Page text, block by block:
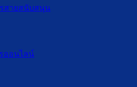
สายสนับสนุน
ออนไลน์